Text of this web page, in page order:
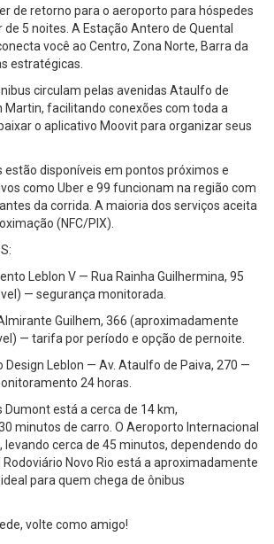
de retorno para o aeroporto para hóspedes
5 noites. A Estação Antero de Quental
você ao Centro, Zona Norte, Barra da
estratégicas.
circulam pelas avenidas Ataulfo de
Martin, facilitando conexões com toda a
o aplicativo Moovit para organizar seus
estão disponíveis em pontos próximos e
como Uber e 99 funcionam na região com
da corrida. A maioria dos serviços aceita
(NFC/PIX).
Leblon V — Rua Rainha Guilhermina, 95
— segurança monitorada.
Guilhem, 366 (aproximadamente
— tarifa por período e opção de pernoite.
Design Leblon — Av. Ataulfo de Paiva, 270 —
24 horas.
está a cerca de 14 km,
minutos de carro. O Aeroporto Internacional
levando cerca de 45 minutos, dependendo do
Novo Rio está a aproximadamente
para quem chega de ônibus
volte como amigo!